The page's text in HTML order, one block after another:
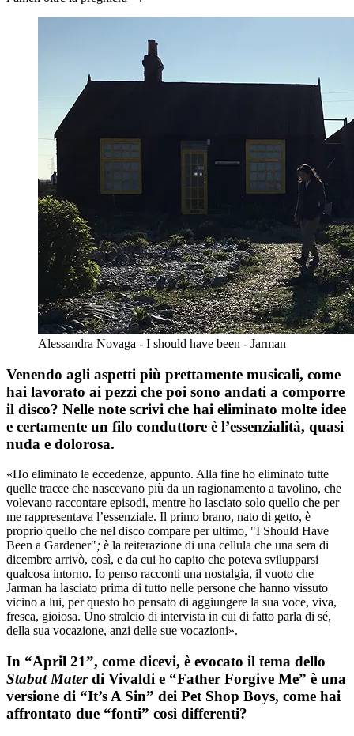
Alessandra Novaga - I should have been - Jarman
Venendo agli aspetti più prettamente musicali, come
hai lavorato ai pezzi che poi sono andati a comporre
il disco? Nelle note scrivi che hai eliminato molte idee
e certamente un filo conduttore è l’essenzialità, quasi
nuda e dolorosa.
«Ho eliminato le eccedenze, appunto. Alla fine ho eliminato tutte
quelle tracce che nascevano più da un ragionamento a tavolino, che
volevano raccontare episodi, mentre ho lasciato solo quello che per
me rappresentava l’essenziale. Il primo brano, nato di getto, è
proprio quello che nel disco compare per ultimo, "I Should Have
Been a Gardener"; è la reiterazione di una cellula che una sera di
dicembre arrivò, così, e da cui ho capito che poteva svilupparsi
qualcosa intorno. Io penso racconti una nostalgia, il vuoto che
Jarman ha lasciato prima di tutto nelle persone che hanno vissuto
vicino a lui, per questo ho pensato di aggiungere la sua voce, viva,
fresca, gioiosa. Uno stralcio di intervista in cui di fatto parla di sé,
della sua vocazione, anzi delle sue vocazioni».
In “April 21”, come dicevi, è evocato il tema dello
Stabat Materdi Vivaldi e “Father Forgive Me” è una
versione di “It’s A Sin” dei Pet Shop Boys, come hai
affrontato due “fonti” così differenti?